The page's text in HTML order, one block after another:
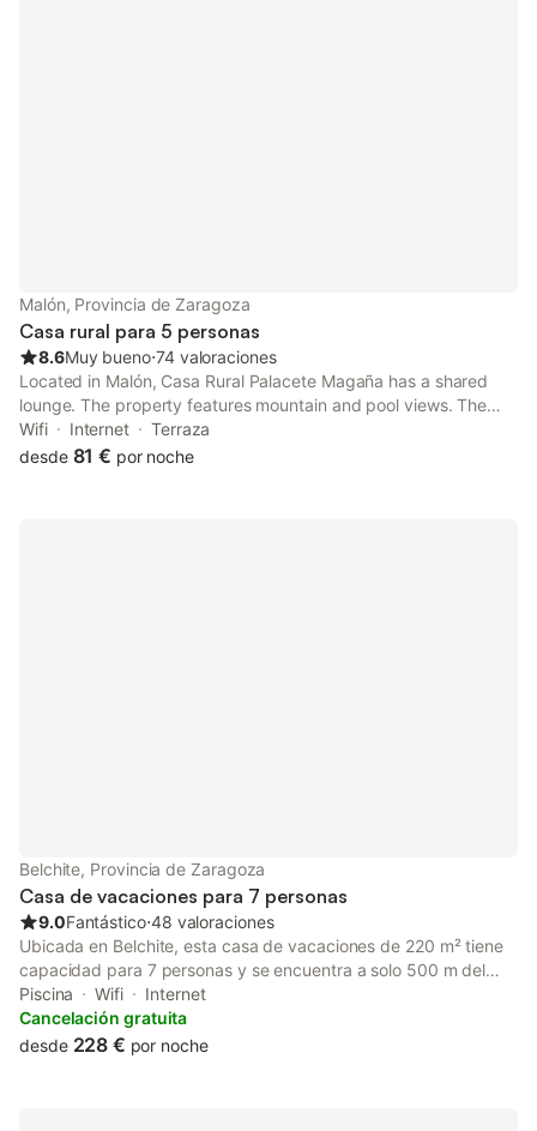
Malón, Provincia de Zaragoza
Casa rural para 5 personas
8.6Muy bueno⋅74 valoraciones
Located in Malón, Casa Rural Palacete Magaña has a shared
lounge. The property features mountain and pool views. The
country house provides a sun terrace, a 24-hour front desk, and
free WiFi is available.
Wifi Internet
Terraza
desde 81 € por noche
Belchite, Provincia de Zaragoza
Casa de vacaciones para 7 personas
9.0Fantástico⋅48 valoraciones
Ubicada en Belchite, esta casa de vacaciones de 220 m² tiene
capacidad para 7 personas y se encuentra a solo 500 m del
centro del pueblo y del sitio histórico de Belchite. La propiedad
cuenta con 3 dormitorios, que incluyen una combinación de
camas dobles, king-size e individuales, además de 2 baños y
Piscina Wifi
Internet
Cancelación gratuita
desde 228 € por noche